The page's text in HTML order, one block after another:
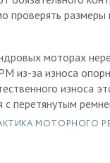
проверять
моторах
из-за износа
износа
с перетянутым
МОТОРНОГО